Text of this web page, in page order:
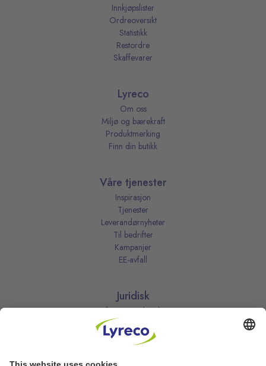
Innkjøpslister
Ordreoversikt
Statistikk
Restordre
Skaffevarer
Lyreco
Om oss
Miljø og bærekraft
Produktmerking
Finn din butikk
Våre tjenester
Inspirasjon
Tjenester
Leverandørnyheter
Til bedrifter
Kampanjer
EE-avfall
Juridisk
Informasjonskapsler
Kjøpsbetingelser
Personvernerklæring
Vilkår
Vilkår for kundeklubben